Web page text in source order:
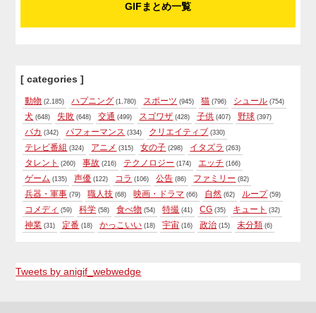
GIFまとめ一覧
[ categories ]
動物 (2,185) ハプニング (1,780) スポーツ (945) 猫 (796) シュール (754)
犬 (648) 失敗 (648) 交通 (499) スゴワザ (428) 子供 (407) 野球 (397)
バカ (342) パフォーマンス (334) クリエイティブ (330)
テレビ番組 (324) アニメ (315) 女の子 (298) イタズラ (263)
タレント (260) 事故 (216) テクノロジー (174) エッチ (166)
ゲーム (135) 声優 (122) コラ (106) 公告 (86) ファミリー (82)
兵器・軍事 (79) 職人技 (68) 映画・ドラマ (66) 自然 (62) ループ (59)
コメディ (59) 科学 (58) 食べ物 (54) 特撮 (41) CG (35) キュート (32)
神業 (31) 定番 (18) かっこいい (18) 宇宙 (16) 政治 (15) 未分類 (6)
Tweets by anigif_webwedge